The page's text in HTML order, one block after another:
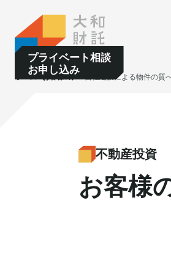
プライベート相談
お申し込み
不動産投資
賃貸管理
大和財託独自の
不動産投資
賃貸管理
ホーム お客様の声 自社建設による物件の
不動産投資
お客様